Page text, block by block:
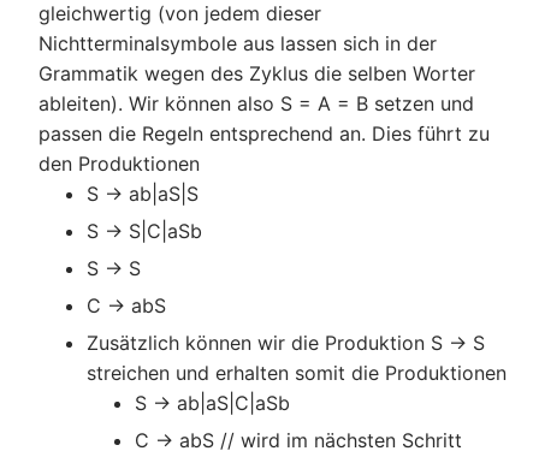
gleichwertig (von jedem dieser
Nichtterminalsymbole aus lassen sich in der
Grammatik wegen des Zyklus die selben Worter
ableiten). Wir können also S = A = B setzen und
passen die Regeln entsprechend an. Dies führt zu
den Produktionen
S → ab|aS|S
S → S|C|aSb
S → S
C → abS
Zusätzlich können wir die Produktion S → S
streichen und erhalten somit die Produktionen
S → ab|aS|C|aSb
C → abS // wird im nächsten Schritt